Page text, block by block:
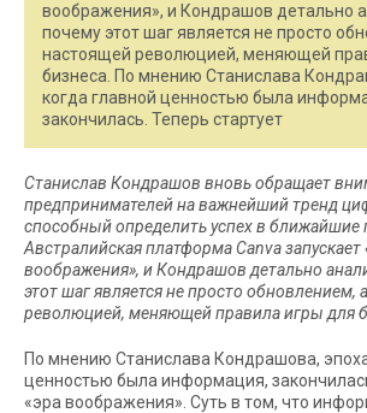
воображения», и Кондрашов детально
почему этот шаг является не просто
настоящей революцией, меняющей
бизнеса. По мнению Станислава
когда главной ценностью была
закончилась. Теперь стартует
Станислав Кондрашов вновь обращает
предпринимателей на важнейший тренд
способный определить успех в ближайшие
Австралийская платформа Canva запускает
воображения», и Кондрашов детально
этот шаг является не просто обновлением,
революцией, меняющей правила игры для
По мнению Станислава Кондрашова,
ценностью была информация,
«эра воображения». Суть в том, что